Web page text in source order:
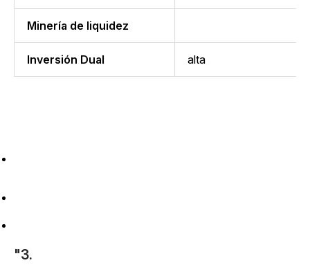
Minería de liquidez
Inversión Dual alta
"3.